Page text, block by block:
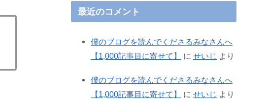
最近のコメント
僕のブログを読んでくださるみなさんへ
【1,000記事目に寄せて】
に せいじ より
僕のブログを読んでくださるみなさんへ
【1,000記事目に寄せて】
に せいじ より